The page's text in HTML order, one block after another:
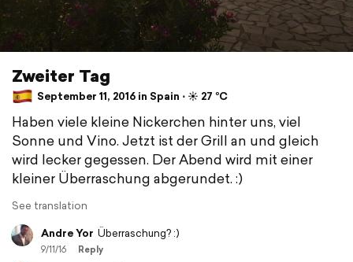
Zweiter Tag
September 11, 2016 in Spain ⋅ ☀️ 27 °C
Haben viele kleine Nickerchen hinter uns, viel
Sonne und Vino. Jetzt ist der Grill an und gleich
wird lecker gegessen. Der Abend wird mit einer
kleiner Überraschung abgerundet. :)
See translation
Andre Yor Überraschung? :)
9/11/16 Reply